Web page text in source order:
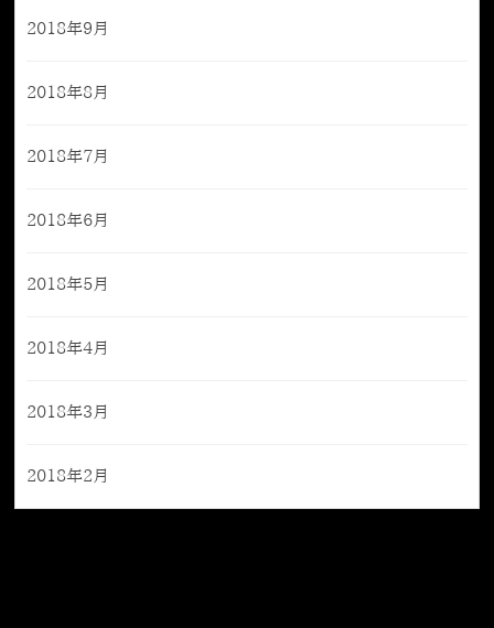
2018年9月
2018年8月
2018年7月
2018年6月
2018年5月
2018年4月
2018年3月
2018年2月